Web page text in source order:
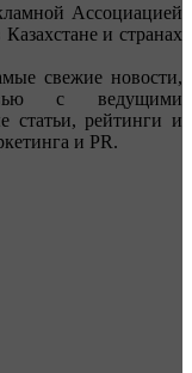
Ассоциацией
и странах
свежие новости,
с ведущими
статьи, рейтинги и
и PR.